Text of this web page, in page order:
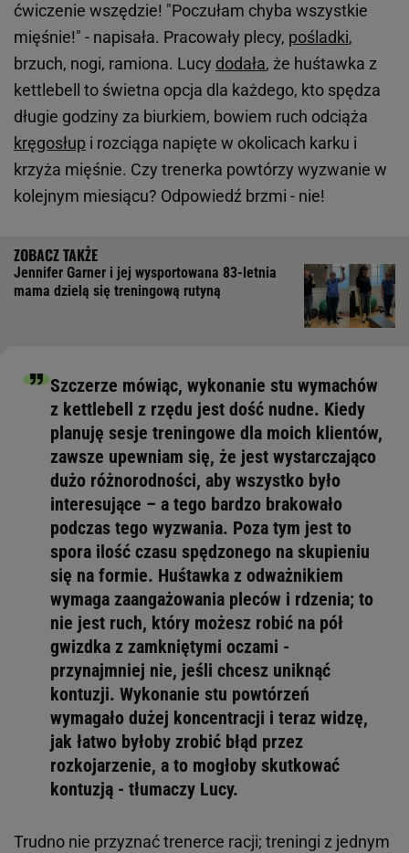
ćwiczenie wszędzie! "Poczułam chyba wszystkie
mięśnie!" - napisała. Pracowały plecy, pośladki,
brzuch, nogi, ramiona. Lucy dodała, że huśtawka z
kettlebell to świetna opcja dla każdego, kto spędza
długie godziny za biurkiem, bowiem ruch odciąża
kręgosłup i rozciąga napięte w okolicach karku i
krzyża mięśnie. Czy trenerka powtórzy wyzwanie w
kolejnym miesiącu? Odpowiedź brzmi - nie!
Jennifer Garner i jej wysportowana 83-letnia
mama dzielą się treningową rutyną
Szczerze mówiąc, wykonanie stu wymachów
z kettlebell z rzędu jest dość nudne. Kiedy
planuję sesje treningowe dla moich klientów,
zawsze upewniam się, że jest wystarczająco
dużo różnorodności, aby wszystko było
interesujące – a tego bardzo brakowało
podczas tego wyzwania. Poza tym jest to
spora ilość czasu spędzonego na skupieniu
się na formie. Huśtawka z odważnikiem
wymaga zaangażowania pleców i rdzenia; to
nie jest ruch, który możesz robić na pół
gwizdka z zamkniętymi oczami -
przynajmniej nie, jeśli chcesz uniknąć
kontuzji. Wykonanie stu powtórzeń
wymagało dużej koncentracji i teraz widzę,
jak łatwo byłoby zrobić błąd przez
rozkojarzenie, a to mogłoby skutkować
kontuzją - tłumaczy Lucy.
Trudno nie przyznać trenerce racji; treningi z jednym